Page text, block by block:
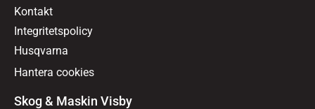
Kontakt
Integritetspolicy
Husqvarna
Hantera cookies
Skog & Maskin Visby